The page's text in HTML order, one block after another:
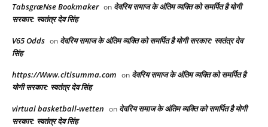
TabsgræNse Bookmaker on देवरिय समाज के अंतिम व्यक्ति को समर्पित है योगी
सरकार: स्वतंत्र देव सिंह
V65 Odds on देवरिय समाज के अंतिम व्यक्ति को समर्पित है योगी सरकार: स्वतंत्र देव
सिंह
https://Www.citisumma.com on देवरिय समाज के अंतिम व्यक्ति को समर्पित है
योगी सरकार: स्वतंत्र देव सिंह
virtual basketball-wetten on देवरिय समाज के अंतिम व्यक्ति को समर्पित है योगी
सरकार: स्वतंत्र देव सिंह